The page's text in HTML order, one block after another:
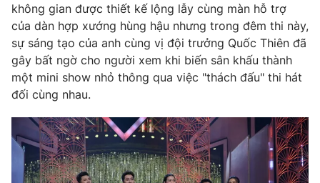
không gian được thiết kế lộng lẫy cùng màn hỗ trợ
của dàn hợp xướng hùng hậu nhưng trong đêm thi này,
sự sáng tạo của anh cùng vị đội trưởng Quốc Thiên đã
gây bất ngờ cho người xem khi biến sân khấu thành
một mini show nhỏ thông qua việc "thách đấu" thi hát
đối cùng nhau.